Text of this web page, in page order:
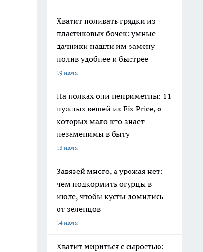
Хватит поливать грядки из
пластиковых бочек: умные
дачники нашли им замену -
полив удобнее и быстрее
19 июля
На полках они неприметны: 11
нужных вещей из Fix Price, о
которых мало кто знает -
незаменимы в быту
13 июля
Завязей много, а урожая нет:
чем подкормить огурцы в
июле, чтобы кусты ломились
от зеленцов
14 июля
Хватит мириться с сыростью: